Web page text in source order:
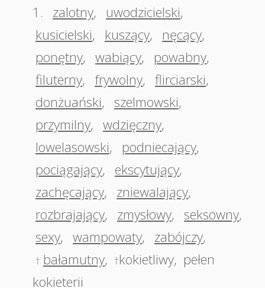
1.
zalotny, uwodzicielski,
kusicielski, kuszący, nęcący,
ponętny, wabiący, powabny,
filuterny, frywolny, flirciarski,
donżuański, szelmowski,
przymilny, wdzięczny,
lowelasowski, podniecający,
pociągający, ekscytujący,
zachęcający, zniewalający,
rozbrajający, zmysłowy, seksowny,
sexy, wampowaty, zabójczy,
† bałamutny, †kokietliwy, pełen
kokieterii